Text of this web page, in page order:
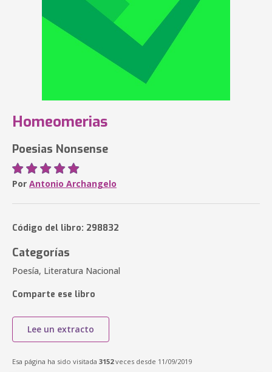
Homeomerias
Poesias Nonsense
Por Antonio Archangelo
Código del libro: 298832
Categorías
Poesía, Literatura Nacional
Comparte ese libro
Lee un extracto
Esa página ha sido visitada 3152veces desde 11/09/2019